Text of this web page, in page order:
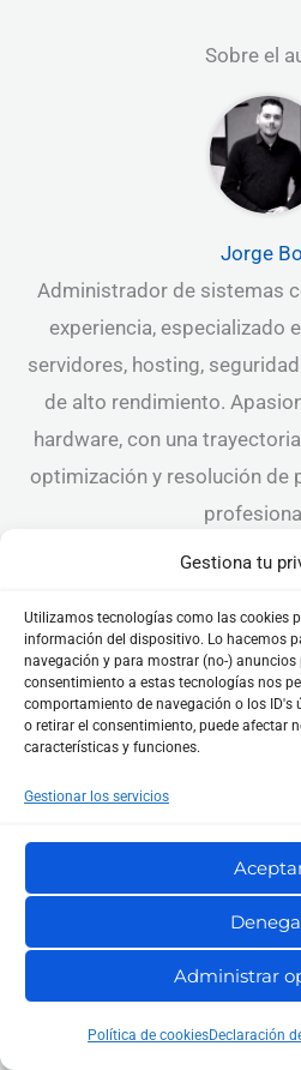
Gestiona tu
Utilizamos tecnologías como las cookies
información del dispositivo. Lo hacemos
navegación y para mostrar (no-) anuncios
consentimiento a estas tecnologías nos
comportamiento de navegación o los ID's
o retirar el consentimiento, puede afectar
características y funciones.
Gestionar los servicios
Administrar
Política de cookiesDeclaración
Sobre el
Jorge
Administrador de sistemas
experiencia, especializado
servidores, hosting,
de alto rendimiento.
hardware, con una
optimización y resolución de
Te puede
Maven: guía práctica de